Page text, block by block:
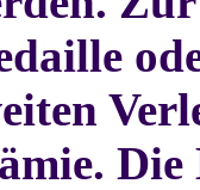
. Die